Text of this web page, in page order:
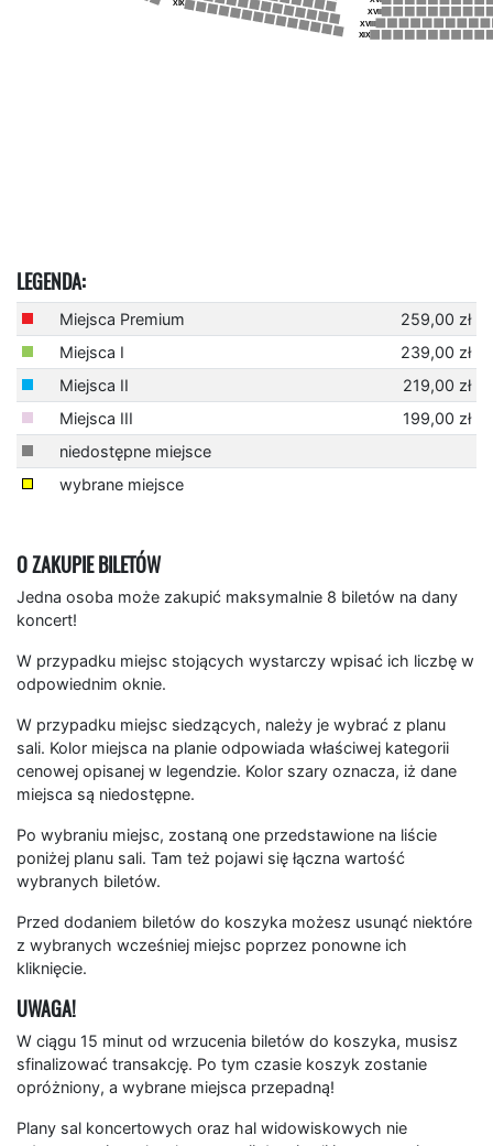
LEGENDA:
Miejsca Premium
259,00 zł
Miejsca I
239,00 zł
Miejsca II
219,00 zł
Miejsca III
199,00 zł
niedostępne miejsce
wybrane miejsce
O ZAKUPIE BILETÓW
Jedna osoba może zakupić maksymalnie 8 biletów na dany
koncert!
W przypadku miejsc stojących wystarczy wpisać ich liczbę w
odpowiednim oknie.
W przypadku miejsc siedzących, należy je wybrać z planu
sali. Kolor miejsca na planie odpowiada właściwej kategorii
cenowej opisanej w legendzie. Kolor szary oznacza, iż dane
miejsca są niedostępne.
Po wybraniu miejsc, zostaną one przedstawione na liście
poniżej planu sali. Tam też pojawi się łączna wartość
wybranych biletów.
Przed dodaniem biletów do koszyka możesz usunąć niektóre
z wybranych wcześniej miejsc poprzez ponowne ich
kliknięcie.
UWAGA!
W ciągu 15 minut od wrzucenia biletów do koszyka, musisz
sfinalizować transakcję. Po tym czasie koszyk zostanie
opróżniony, a wybrane miejsca przepadną!
Plany sal koncertowych oraz hal widowiskowych nie